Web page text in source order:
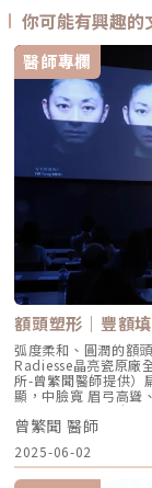
你可能有興趣的
醫師專欄
額頭塑形｜豐額
弧度柔和、圓潤的額
Radiesse晶亮瓷原廠
所-曾繁聞醫師提供）
顯，中臉寬 眉弓高聳
明顯 眉毛、上眼皮
尿酸原廠指定凝境美
繁聞醫師提供）額頭
成體積流失額頭凹陷
年輕幼態的額頭是比
曾繁聞 醫師
2025-06-02